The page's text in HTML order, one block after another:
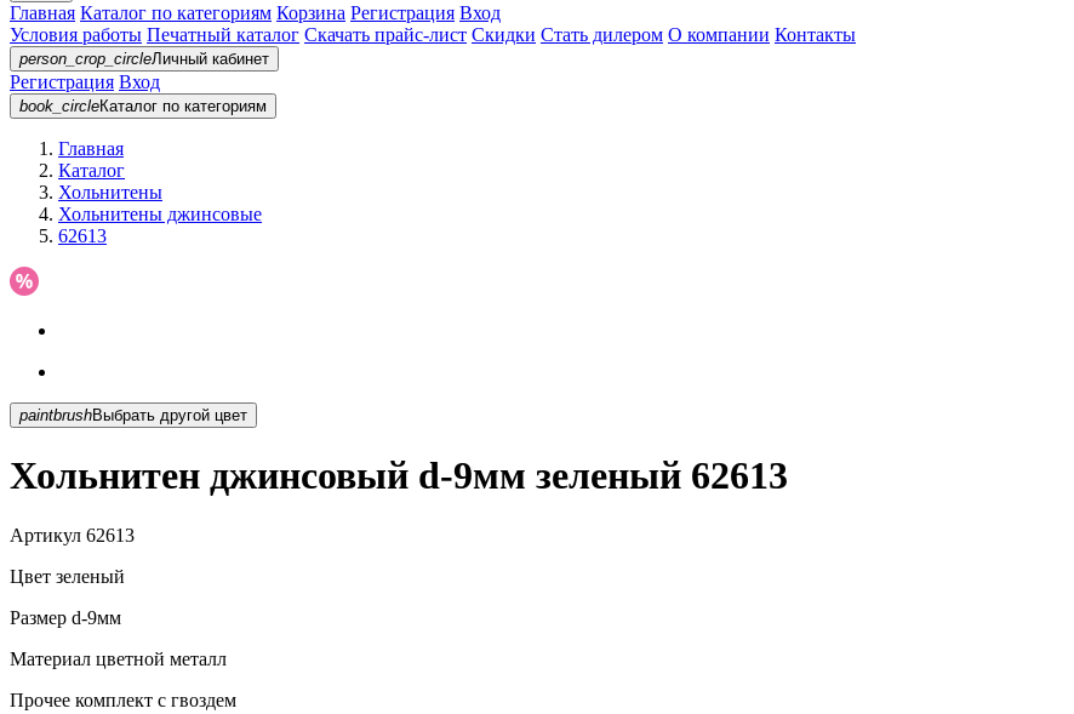
Главная Каталог по категориям Корзина Регистрация Вход
Условия работы Печатный каталог Скачать прайс-лист Скидки Стать дилером О компании Контакты
person_crop_circleЛичный кабинет
Регистрация Вход
book_circleКаталог по категориям
Главная
Каталог
Хольнитены
Хольнитены джинсовые
62613
paintbrush Выбрать другой цвет
Хольнитен джинсовый d-9мм зеленый 62613
Артикул 62613
Цвет зеленый
Размер d-9мм
Материал цветной металл
Прочее комплект с гвоздем